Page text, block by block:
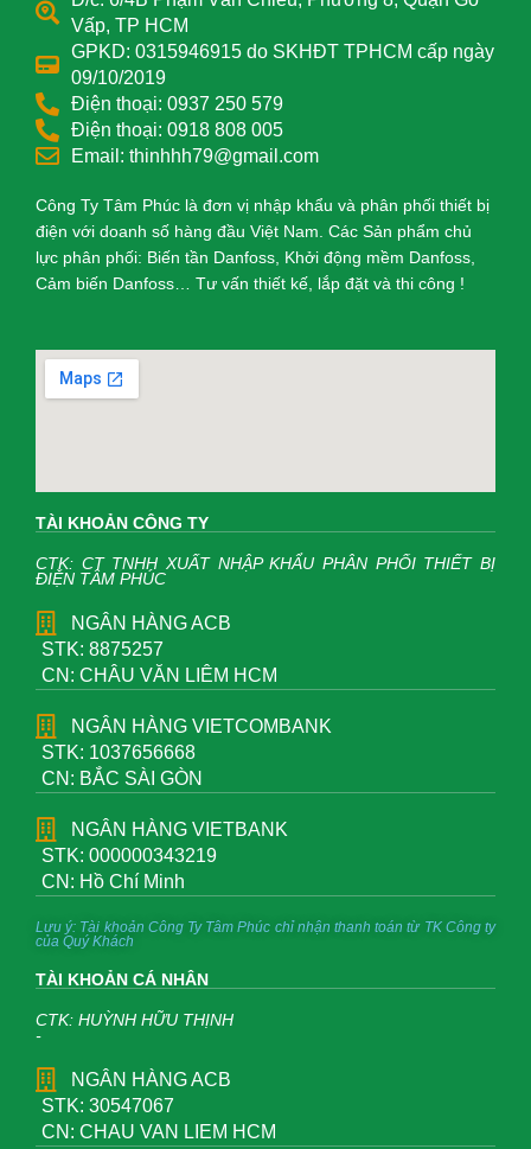
Vấp, TP HCM
GPKD: 0315946915 do SKHĐT TPHCM cấp ngày
09/10/2019
Điện thoại: 0937 250 579
Điện thoại: 0918 808 005
Email: thinhhh79@gmail.com
Công Ty Tâm Phúc là đơn vị nhập khẩu và phân phối thiết bị
điện với doanh số hàng đầu Việt Nam. Các Sản phẩm chủ
lực phân phối: Biến tần Danfoss, Khởi động mềm Danfoss,
Cảm biến Danfoss… Tư vấn thiết kế, lắp đặt và thi công !
TÀI KHOẢN CÔNG TY
CTK: CT TNHH XUẤT NHẬP KHẨU PHÂN PHỐI THIẾT BỊ
ĐIỆN TÂM PHÚC
NGÂN HÀNG ACB
STK: 8875257
CN: CHÂU VĂN LIÊM HCM
NGÂN HÀNG VIETCOMBANK
STK: 1037656668
CN: BẮC SÀI GÒN
NGÂN HÀNG VIETBANK
STK: 000000343219
CN: Hồ Chí Minh
Lưu ý: Tài khoản Công Ty Tâm Phúc chỉ nhận thanh toán từ TK Công ty
của Quý Khách
TÀI KHOẢN CÁ NHÂN
CTK: HUỲNH HỮU THỊNH
-
NGÂN HÀNG ACB
STK: 30547067
CN: CHAU VAN LIEM HCM